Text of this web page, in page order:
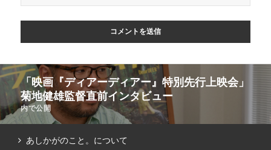
「映画『ディアーディアー』特別先行上映会」
菊地健雄監督直前インタビュー
内で公開
あしかがのこと。について